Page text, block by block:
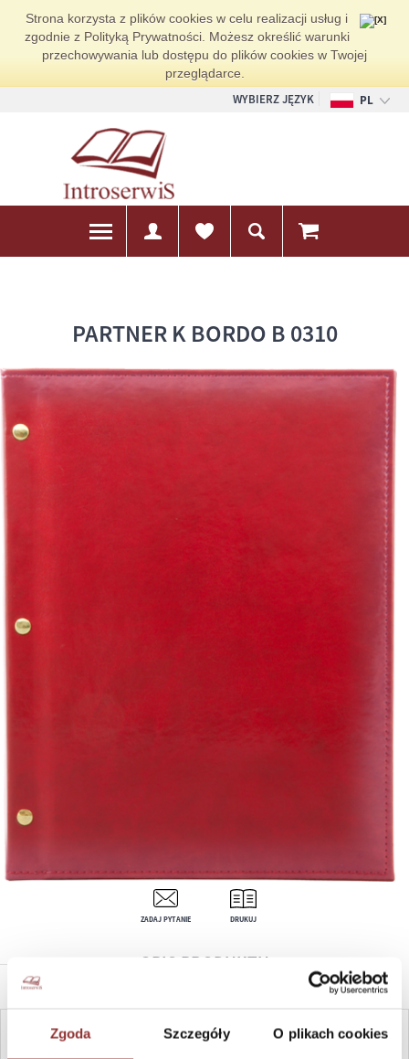
Zgoda Szczegóły O plikach cookies
Strona korzysta z plików cookies w celu realizacji usług i
zgodnie z Polityką Prywatności. Możesz określić warunki
przechowywania lub dostępu do plików cookies w Twojej
przeglądarce.
WYBIERZ JĘZYK
PL
PARTNER K BORDO B 0310
ZADAJ PYTANIE DRUKUJ
OPIS PRODUKTU
ZAPYTAJ